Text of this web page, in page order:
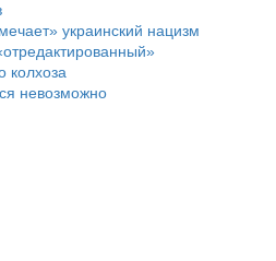
украинский нацизм
колхоза
невозможно